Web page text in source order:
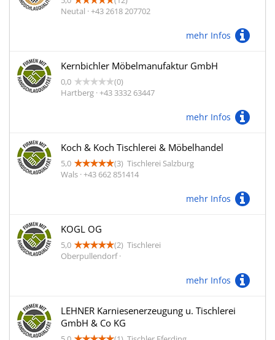
Neutal · +43 2618 207702
mehr Infos
Kernbichler Möbelmanufaktur GmbH
0,0
(0)
Hartberg · +43 3332 63447
mehr Infos
Koch & Koch Tischlerei & Möbelhandel
5,0 (3) Tischlerei Salzburg
Wals · +43 662 851414
mehr Infos
KOGL OG
5,0 (2) Tischlerei
Oberpullendorf ·
mehr Infos
LEHNER Karniesenerzeugung u. Tischlerei
GmbH & Co KG